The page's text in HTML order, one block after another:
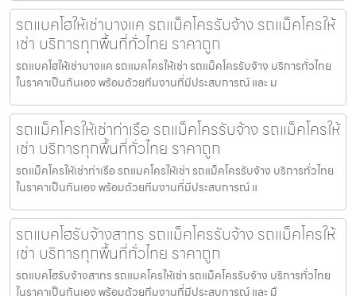
รถแบคโฮให้เช่าบางแค รถแม็คโครรับจ้าง รถแม็คโครให้
เช่า บริการทุกพื้นที่ทั่วไทย ราคาถูก
รถแบคโฮให้เช่าบางแค รถแมคโครให้เช่า รถแม็คโครรับจ้าง บริการทั่วไทย
ในราคาเป็นกันเอง พร้อมด้วยทีมงานที่มีประสบการณ์ และ ม
รถแม็คโครให้เช่าท่าเรือ รถแม็คโครรับจ้าง รถแม็คโครให้
เช่า บริการทุกพื้นที่ทั่วไทย ราคาถูก
รถแม็คโครให้เช่าท่าเรือ รถแมคโครให้เช่า รถแม็คโครรับจ้าง บริการทั่วไทย
ในราคาเป็นกันเอง พร้อมด้วยทีมงานที่มีประสบการณ์ แ
รถแบคโฮรับจ้างสาทร รถแม็คโครรับจ้าง รถแม็คโครให้
เช่า บริการทุกพื้นที่ทั่วไทย ราคาถูก
รถแบคโฮรับจ้างสาทร รถแมคโครให้เช่า รถแม็คโครรับจ้าง บริการทั่วไทย
ในราคาเป็นกันเอง พร้อมด้วยทีมงานที่มีประสบการณ์ และ มื